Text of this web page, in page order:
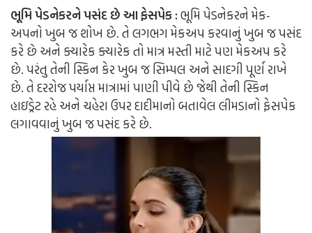
ભૂમિ પેડનેકરને પસંદ છે આ ફેસપેક :ભૂમિ પેડનેકરને મેક-
અપનો ખુબ જ શોખ છે. તે લગભગ મેકઅપ કરવાનું ખુબ જ પસંદ
કરે છે અને ક્યારેક ક્યારેક તો માત્ર મસ્તી માટે પણ મેકઅપ કરે
છે. પરંતુ તેની સ્કિન કેર ખુબ જ સિમ્પલ અને સાદગી પૂર્ણ રાખે
છે. તે દરરોજ પર્યાપ્ત માત્રામાં પાણી પીવે છે જેથી તેની સ્કિન
હાઇડ્રેટ રહે અને ચહેરા ઉપર દાદીમાનો બતાવેલ લીમડાનો ફેસપેક
લગાવવાનું ખુબ જ પસંદ કરે છે.